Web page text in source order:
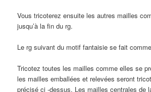
Vous tricoterez ensuite les autres mailles
jusqu’à la fin du rg.
Le rg suivant du motif fantaisie se fait
Tricotez toutes les mailles comme elles se
les mailles emballées et relevées seront
précisé ci -dessus. Les mailles centrales de